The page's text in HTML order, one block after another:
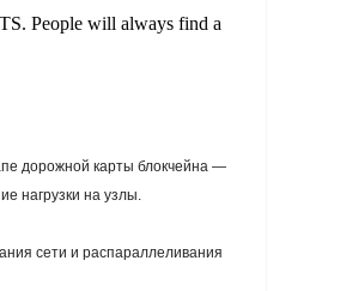
People will always find a
дорожной карты блокчейна —
нагрузки на узлы.
сети и распараллеливания